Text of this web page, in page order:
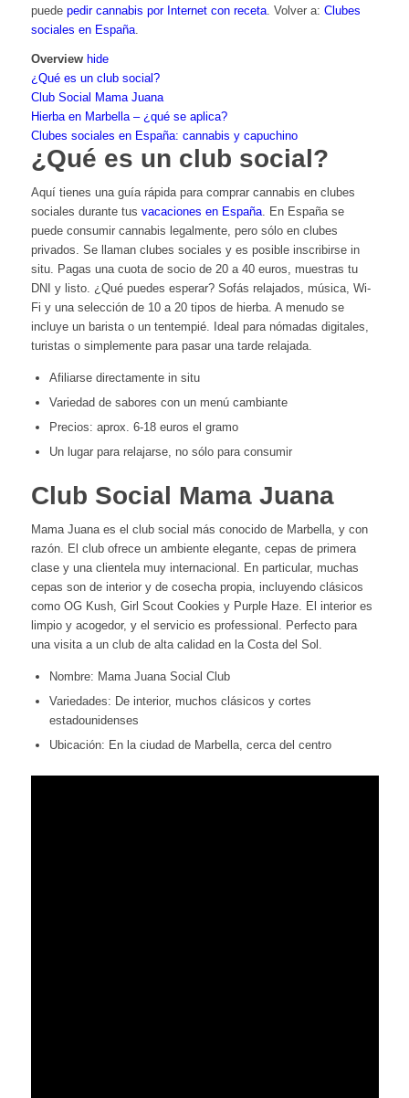
puede pedir cannabis por Internet con receta. Volver a: Clubes
sociales en España.
Overview hide
¿Qué es un club social?
Club Social Mama Juana
Hierba en Marbella – ¿qué se aplica?
Clubes sociales en España: cannabis y capuchino
¿Qué es un club social?
Aquí tienes una guía rápida para comprar cannabis en clubes
sociales durante tus vacaciones en España. En España se
puede consumir cannabis legalmente, pero sólo en clubes
privados. Se llaman clubes sociales y es posible inscribirse in
situ. Pagas una cuota de socio de 20 a 40 euros, muestras tu
DNI y listo. ¿Qué puedes esperar? Sofás relajados, música, Wi-
Fi y una selección de 10 a 20 tipos de hierba. A menudo se
incluye un barista o un tentempié. Ideal para nómadas digitales,
turistas o simplemente para pasar una tarde relajada.
Afiliarse directamente in situ
Variedad de sabores con un menú cambiante
Precios: aprox. 6-18 euros el gramo
Un lugar para relajarse, no sólo para consumir
Club Social Mama Juana
Mama Juana es el club social más conocido de Marbella, y con
razón. El club ofrece un ambiente elegante, cepas de primera
clase y una clientela muy internacional. En particular, muchas
cepas son de interior y de cosecha propia, incluyendo clásicos
como OG Kush, Girl Scout Cookies y Purple Haze. El interior es
limpio y acogedor, y el servicio es professional. Perfecto para
una visita a un club de alta calidad en la Costa del Sol.
Nombre: Mama Juana Social Club
Variedades: De interior, muchos clásicos y cortes
estadounidenses
Ubicación: En la ciudad de Marbella, cerca del centro